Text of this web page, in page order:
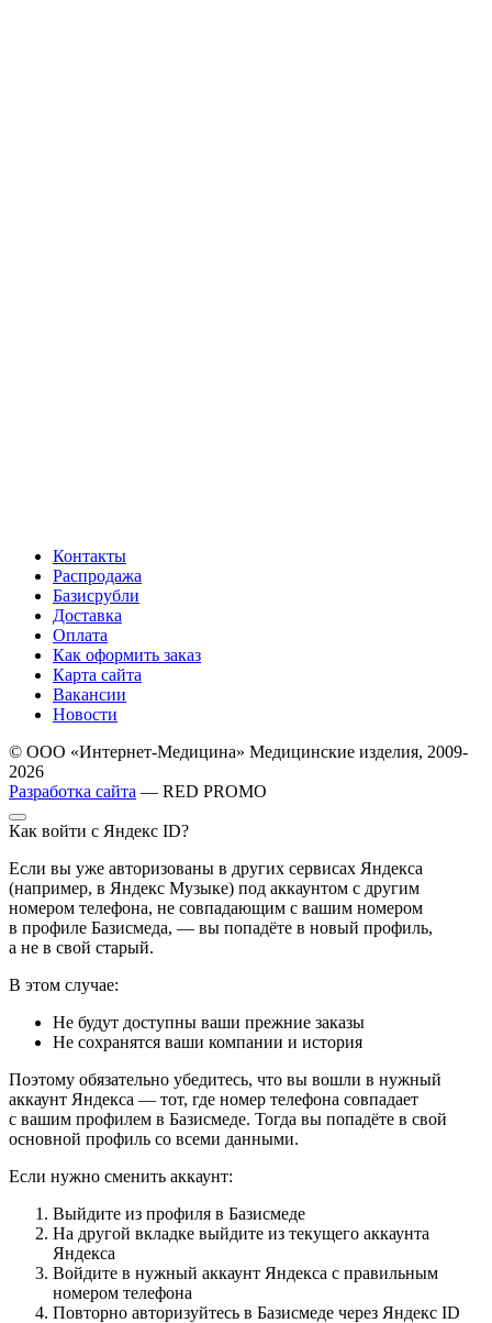
Контакты
Распродажа
Базисрубли
Доставка
Оплата
Как оформить заказ
Карта сайта
Вакансии
Новости
© ООО «Интернет-Медицина» Медицинские изделия, 2009-
2026
Разработка сайта — RED PROMO
Как войти с Яндекс ID?
Если вы уже авторизованы в других сервисах Яндекса
(например, в Яндекс Музыке) под аккаунтом с другим
номером телефона, не совпадающим с вашим номером
в профиле Базисмеда, — вы попадёте в новый профиль,
а не в свой старый.
В этом случае:
Не будут доступны ваши прежние заказы
Не сохранятся ваши компании и история
Поэтому обязательно убедитесь, что вы вошли в нужный
аккаунт Яндекса — тот, где номер телефона совпадает
с вашим профилем в Базисмеде. Тогда вы попадёте в свой
основной профиль со всеми данными.
Если нужно сменить аккаунт:
Выйдите из профиля в Базисмеде
На другой вкладке выйдите из текущего аккаунта
Яндекса
Войдите в нужный аккаунт Яндекса с правильным
номером телефона
Повторно авторизуйтесь в Базисмеде через Яндекс ID